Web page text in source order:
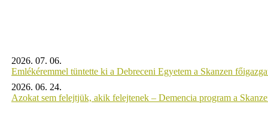
2026. 07. 06.
Emlékéremmel tüntette ki a Debreceni Egyetem a Skanzen
2026. 06. 24.
Azokat sem felejtjük, akik felejtenek – Demencia program a